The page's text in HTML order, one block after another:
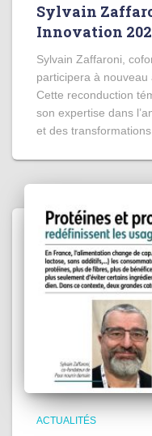
Sylvain
Innovation
Sylvain Zaffaroni,
participera à nouveau
Cette reconduction
son expertise dans
et des
ACTUALITÉS